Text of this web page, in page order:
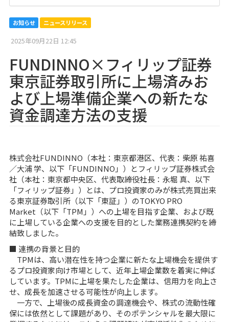
お知らせ ニュースリリース
2025年09月22日 12:45
FUNDINNO×フィリップ証券
東京証券取引所に上場済みお
よび上場準備企業への新たな
資金調達方法の支援
株式会社FUNDINNO（本社：東京都港区、代表：柴原 祐喜
／大浦 学、以下「FUNDINNO」）とフィリップ証券株式会
社（本社：東京都中央区、代表取締役社長：永堀 真、以下
「フィリップ証券」）とは、プロ投資家のみが株式売買出来
る東京証券取引所（以下「東証」）のTOKYO PRO
Market（以下「TPM」）への上場を目指す企業、および既
に上場している企業への支援を目的とした業務連携契約を締
結致しました。
■ 連携の背景と目的
TPMは、高い潜在性を持つ企業に新たな上場機会を提供す
るプロ投資家向け市場として、近年上場企業数を着実に伸ば
しています。TPMに上場を果たした企業は、信用力を向上さ
せ、成長を加速させる可能性が向上します。
一方で、上場後の成長資金の調達機会や、株式の流動性確
保には依然として課題があり、そのポテンシャルを最大限に